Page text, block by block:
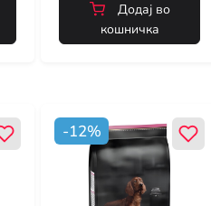
Додај во
кошничка
-12%